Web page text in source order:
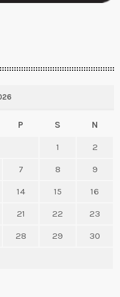
P S N
1 2
7 8 9
14 15 16
21 22 23
28 29 30